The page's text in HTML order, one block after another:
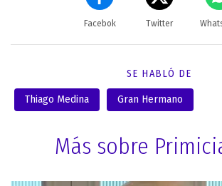
Facebok Twitter
SE HABLÓ DE
Thiago Medina Gran Hermano
Más sobre